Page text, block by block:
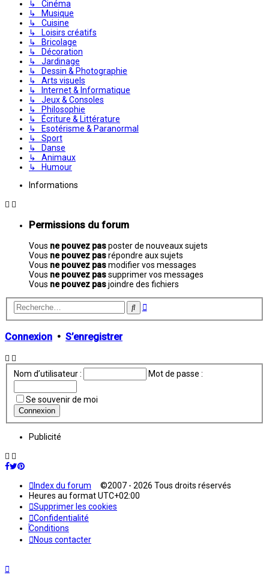
↳ Cinéma
↳ Musique
↳ Cuisine
↳ Loisirs créatifs
↳ Bricolage
↳ Décoration
↳ Jardinage
↳ Dessin & Photographie
↳ Arts visuels
↳ Internet & Informatique
↳ Jeux & Consoles
↳ Philosophie
↳ Écriture & Littérature
↳ Esotérisme & Paranormal
↳ Sport
↳ Danse
↳ Animaux
↳ Humour
Informations
Permissions du forum
Vous ne pouvez pasposter de nouveaux sujets
Vous ne pouvez pasrépondre aux sujets
Vous ne pouvez pasmodifier vos messages
Vous ne pouvez passupprimer vos messages
Vous ne pouvez pasjoindre des fichiers
Rechercher
Recherche
Connexion • S’enregistrer
Nom d’utilisateur : Mot de passe :
Se souvenir de moi
Publicité
Index du forum ©2007 - 2026 Tous droits réservés
Heures au formatUTC+02:00
Supprimer les cookies
Confidentialité
Conditions
Nous contacter